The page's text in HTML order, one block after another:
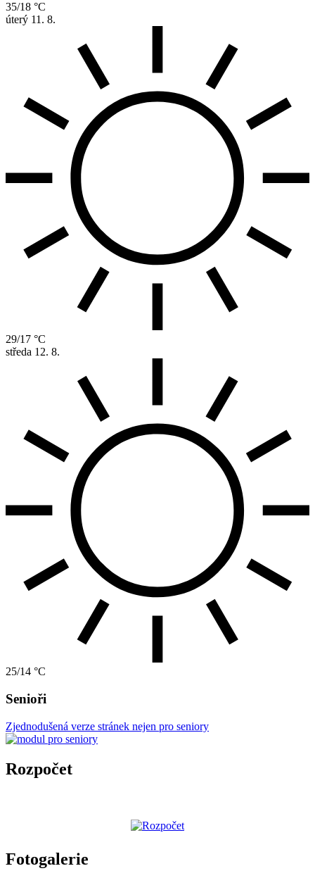
35/18 °C
úterý 11. 8.
29/17 °C
středa 12. 8.
25/14 °C
Senioři
Zjednodušená verze stránek nejen pro seniory
Rozpočet
Fotogalerie